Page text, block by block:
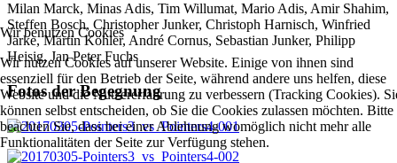
Milan Marck, Minas Adis, Tim Willumat, Mario Adis, Amir Shahim,
Steffen Bosch, Christopher Junker, Christoph Harnisch, Winfried
Jarke, Martin Köhler, André Cornus, Sebastian Junker, Philipp
Heisig, Jan Peter Fuchs
Fotos der Begegnung
Wir benutzen Cookies
Wir nutzen Cookies auf unserer Website. Einige von ihnen sind
essenziell für den Betrieb der Seite, während andere uns helfen, diese
Website und die Nutzererfahrung zu verbessern (Tracking Cookies).
können selbst entscheiden, ob Sie die Cookies zulassen möchten. Bitte
beachten Sie, dass bei einer Ablehnung womöglich nicht mehr alle
Funktionalitäten der Seite zur Verfügung stehen.